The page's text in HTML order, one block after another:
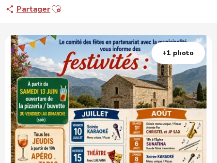
PartagerAjouter aux favoris
+1 photo